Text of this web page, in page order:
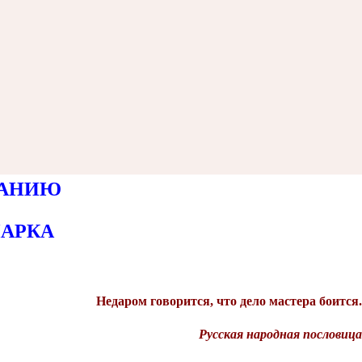
Недаром говорится, что дело мастера боится.
Русская народная пословица